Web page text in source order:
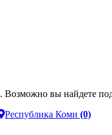
вы найдете
Республика Коми (0)